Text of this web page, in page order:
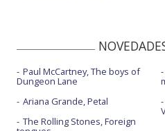
Paul McCartney, The boys of
Dungeon Lane
Ariana Grande, Petal
The Rolling Stones, Foreign